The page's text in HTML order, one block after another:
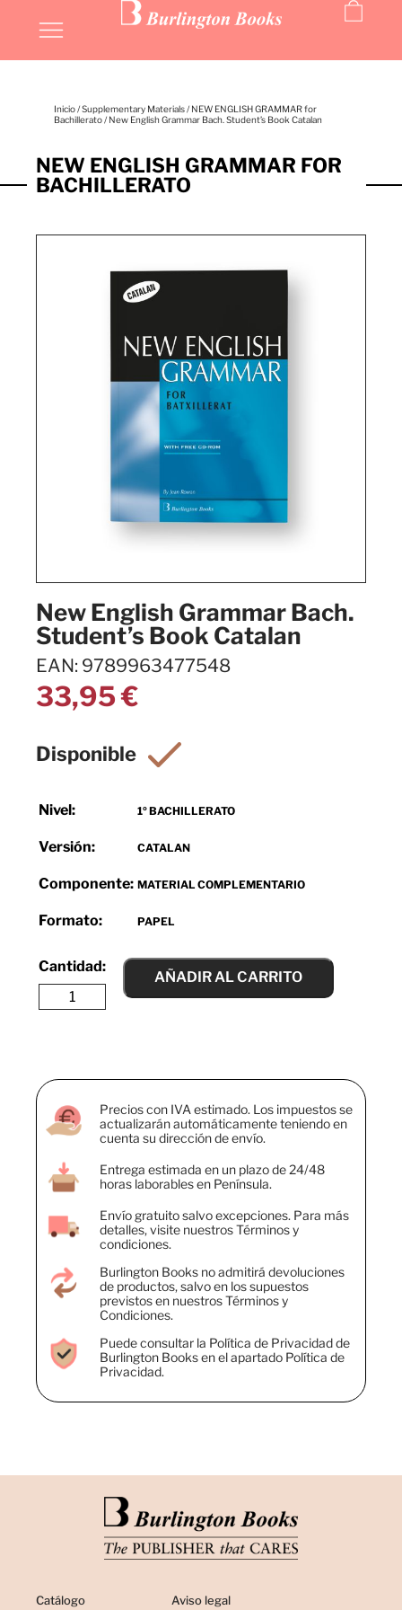
Inicio/Supplementary Materials/ NEW ENGLISH GRAMMAR for
Bachillerato/ New English Grammar Bach. Student’s Book Catalan
NEW ENGLISH GRAMMAR FOR
BACHILLERATO
New English Grammar Bach.
Student’s Book Catalan
EAN: 9789963477548
33,95€
Nivel: 1º BACHILLERATO
Versión: CATALAN
Componente: MATERIAL COMPLEMENTARIO
Formato: PAPEL
AÑADIR AL CARRITO
Precios con IVA estimado. Los impuestos se
actualizarán automáticamente teniendo en
cuenta su dirección de envío.
Entrega estimada en un plazo de 24/48
horas laborables en Península.
Envío gratuito salvo excepciones. Para más
detalles, visite nuestros Términos y
condiciones.
Burlington Books no admitirá devoluciones
de productos, salvo en los supuestos
previstos en nuestros Términos y
Condiciones.
Puede consultar la Política de Privacidad de
Burlington Books en el apartado Política de
Privacidad.
Catálogo Aviso legal